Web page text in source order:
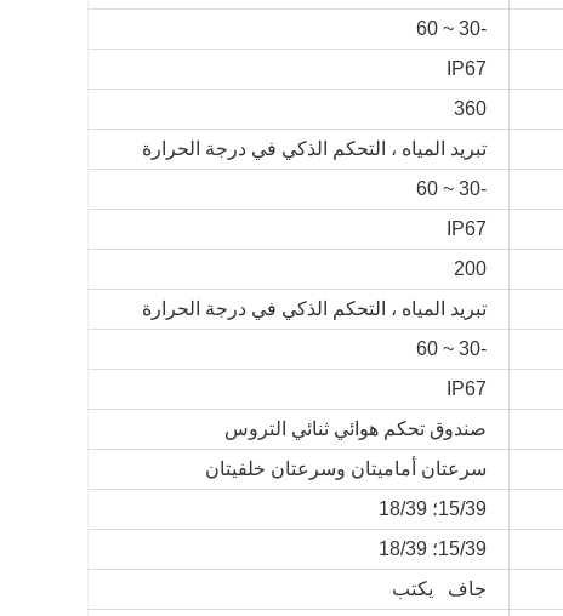
-30 ~ 60
360
تبريد المياه ، التحكم الذكي في درجة الحرارة
-30 ~ 60
200
تبريد المياه ، التحكم الذكي في درجة الحرارة
-30 ~ 60
صندوق تحكم هوائي ثنائي التروس
سرعتان أماميتان وسرعتان خلفيتان
15/39؛ 18/39
15/39؛ 18/39
جاف يكتب